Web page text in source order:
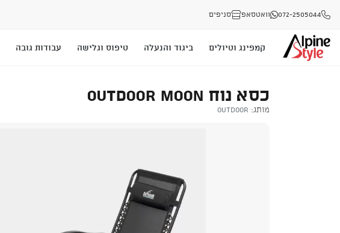
072-2505044 וואטסאפ סניפים
קמפינג וטיולים ביגוד והנעלה טיפוס וגלישה עבודות גובה
כסא נוח OUTDOOR MOON
מותג: Outdoor